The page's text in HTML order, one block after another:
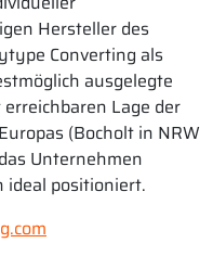
Hersteller des
Converting als
ausgelegte
Lage der
(Bocholt in NRW
Unternehmen
ideal positioniert.